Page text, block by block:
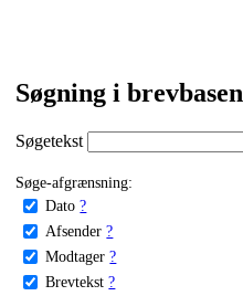
Søgning i brevbasen
Søgetekst
Søge-afgrænsning:
Dato ?
Afsender ?
Modtager ?
Brevtekst ?